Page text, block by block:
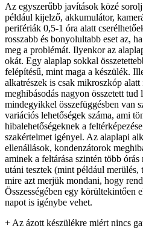
Az egyszerűbb javítások közé
például kijelző, akkumulátor,
perifériák 0,5-1 óra alatt
rosszabb és bonyolultabb eset az,
meg a problémát. Ilyenkor az
okát. Egy alaplap sokkal
felépítésű, mint maga a készülék.
alkatrészek is csak mikroszkóp
meghibásodás nagyon összetett
mindegyikkel összefüggésben van
variációs lehetőségek száma, ami
hibalehetőségeknek a
szakértelmet igényel. Az alaplapi
ellenállások, kondenzátorok
aminek a feltárása szintén több
utáni tesztek (mint például merülés,
mire azt merjük mondani, hogy
Összességében egy körültekintően
napot is igénybe vehet.
+ Az ázott készülékre miért nincs